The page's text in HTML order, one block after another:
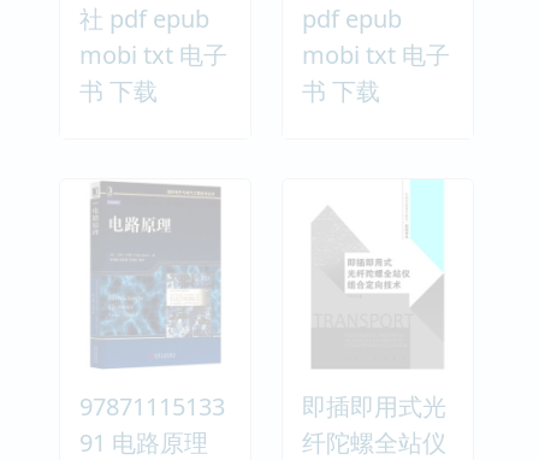
社 pdf epub
mobi txt 电子
书 下载
pdf epub
mobi txt 电子
书 下载
97871115133
91 电路原理
即插即用式光
纤陀螺全站仪